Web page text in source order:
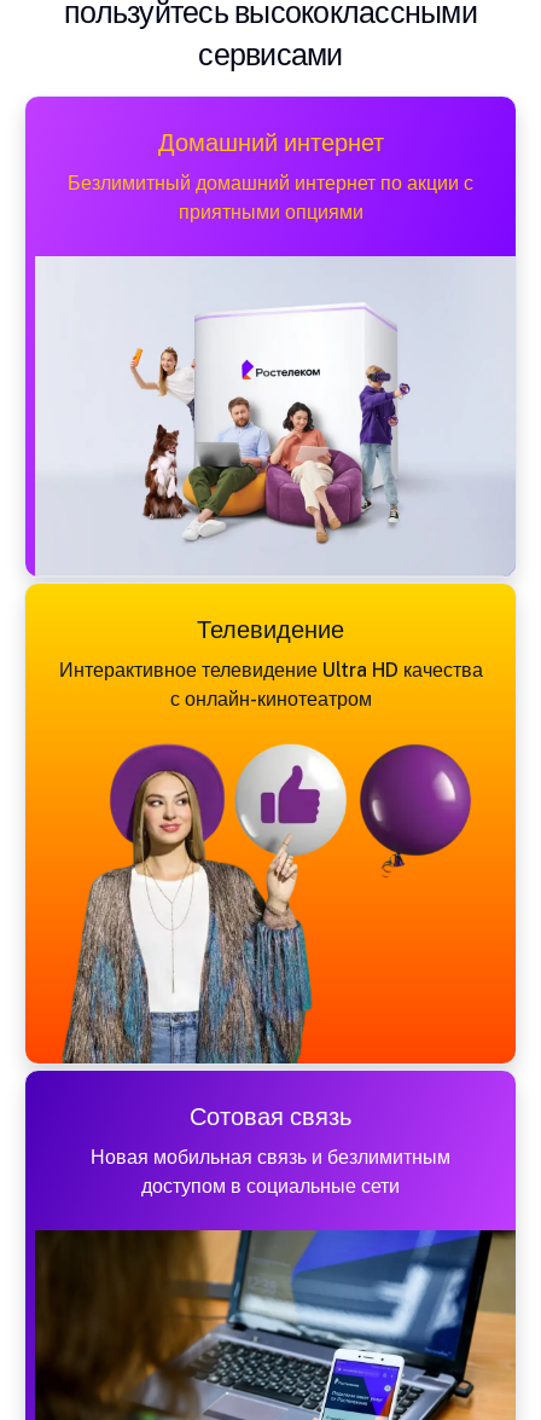
пользуйтесь высококлассными
сервисами
Домашний интернет
Безлимитный домашний интернет по акции с
приятными опциями
Телевидение
Интерактивное телевидение Ultra HD качества
с онлайн-кинотеатром
Сотовая связь
Новая мобильная связь и безлимитным
доступом в социальные сети